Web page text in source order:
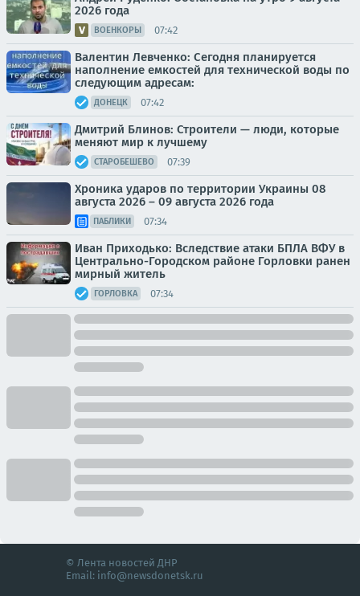
2026 года
ВОЕНКОРЫ 07:42
Валентин Левченко: Сегодня планируется
наполнение емкостей для технической воды по
следующим адресам:
ДОНЕЦК 07:42
Дмитрий Блинов: Строители — люди, которые
меняют мир к лучшему
СТАРОБЕШЕВО 07:39
Хроника ударов по территории Украины 08
августа 2026 – 09 августа 2026 года
ПАБЛИКИ 07:34
Иван Приходько: Вследствие атаки БПЛА ВФУ в
Центрально-Городском районе Горловки ранен
мирный житель
ГОРЛОВКА 07:34
© Лента новостей ДНР
Email: info@newsdonetsk.ru